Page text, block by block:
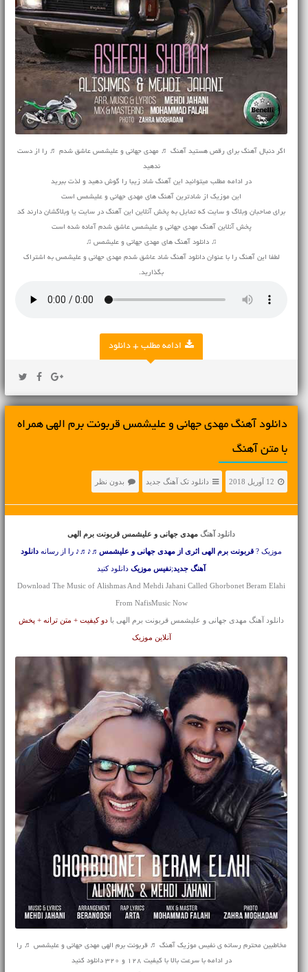
اگر دنبال آهنگ برای رقص هستید آهنگ ♬ مهدی جهانی و علیشمس عاشق شدم ♬ را از دست
ندهید
در ادامه مطلب میتوانید این آهنگ شاد زیبا را گوش دهید و لذت ببرید
این موزیک از شادترین آهنگ های مهدی جهانی و علیشمس است
برای صاحبان وبلاگ و سایت که تمایل به پخش آنلاین این آهنگ در سایت یا وبلاگشان دارند کد
پخش آنلاین آهنگ مهدی جهانی و علیشمس عاشق شدم آماده شده است
♫ دانلود آهنگ های مهدی جهانی و علیشمس ♫
لطفا این آهنگ را با عنوان دانلود آهنگ شاد عاشق شدم مهدی جهانی و علیشمس به اشتراک
بگذارید.
ادامه مطلب + دانلود
دانلود آهنگ مهدی جهانی و علیشمس قربونت برم الهی همراه
با متن آهنگ
12 آوریل 2018 دانلود تک آهنگ جدید بدون نظر
دانلود آهنگمهدی جهانی و علیشمس قربونت برم الهی
موزیک ? قربونت برم الهی اثری از مهدی جهانی و علیشمس ♬♪♬♪ را از رسانه دانلود
آهنگ جدید;نفیس موزیکدانلود کنید
Download The Music of Alishmas And Mehdi Jahani Called Ghorbonet Beram Elahi
From NafisMusic Now
دانلود آهنگ مهدی جهانی و علیشمس قربونت برم الهی با دو کیفیت + متن ترانه + پخش
آنلاین موزیک
مخاطبین محترم رسانه ی نفیس موزیک آهنگ ♬ قربونت برم الهی مهدی جهانی و علیشمس ♬ را
در ادامه با سرعت بالا با کیفیت 128 و 320 دانلود کنید